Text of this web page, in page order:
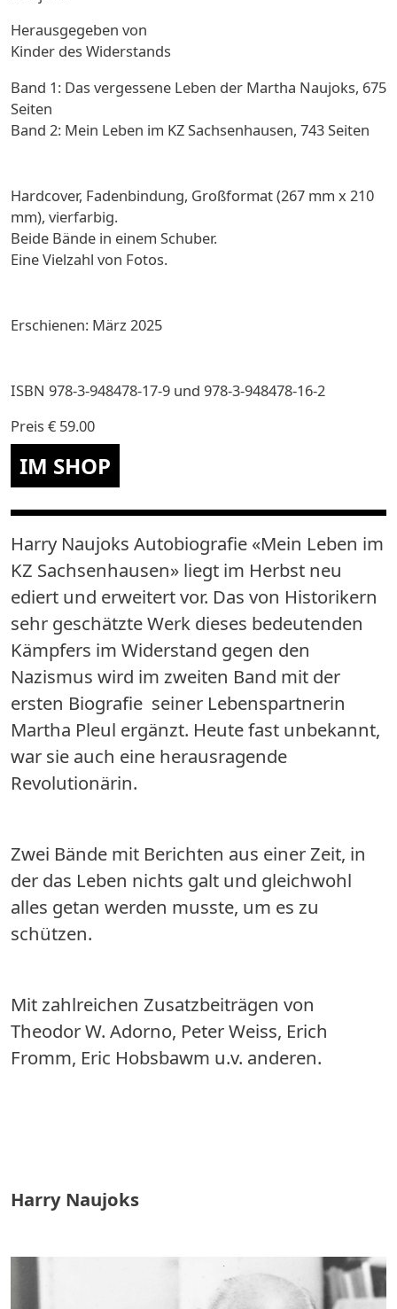
Herausgegeben von
Kinder des Widerstands
Band 1: Das vergessene Leben der Martha Naujoks, 675
Seiten
Band 2: Mein Leben im KZ Sachsenhausen, 743 Seiten
Hardcover, Fadenbindung, Großformat (267 mm x 210
mm), vierfarbig.
Beide Bände in einem Schuber.
Eine Vielzahl von Fotos.
Erschienen: März 2025
ISBN 978-3-948478-17-9 und 978-3-948478-16-2
Preis € 59.00
Harry Naujoks Autobiografie «Mein Leben im
KZ Sachsenhausen» liegt im Herbst neu
ediert und erweitert vor. Das von Historikern
sehr geschätzte Werk dieses bedeutenden
Kämpfers im Widerstand gegen den
Nazismus wird im zweiten Band mit der
ersten Biografie seiner Lebenspartnerin
Martha Pleul ergänzt. Heute fast unbekannt,
war sie auch eine herausragende
Revolutionärin.
Zwei Bände mit Berichten aus einer Zeit, in
der das Leben nichts galt und gleichwohl
alles getan werden musste, um es zu
schützen.
Mit zahlreichen Zusatzbeiträgen von
Theodor W. Adorno, Peter Weiss, Erich
Fromm, Eric Hobsbawm u.v. anderen.
Harry Naujoks